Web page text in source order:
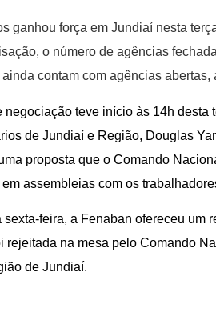
ganhou força em Jundiaí nesta
o número de agências
contam com agências
negociação teve início às 14h
de Jundiaí e Região, Doug as
proposta que o Comando N
assembleias com os
sexta-feira, a Fenaban ofereceu um
rejeitada na mesa pelo Comando N
de Jundiaí.